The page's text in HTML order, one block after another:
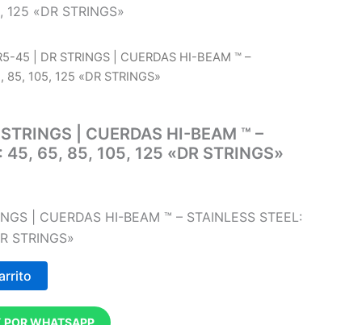
«DR STRINGS»
45 | DR STRINGS | CUERDAS HI-BEAM ™ –
85, 105, 125 «DR STRINGS»
| CUERDAS HI-BEAM ™ –
45, 65, 85, 105, 125 «DR STRINGS»
| CUERDAS HI-BEAM ™ – STAINLESS STEEL:
STRINGS»
WHATSAPP